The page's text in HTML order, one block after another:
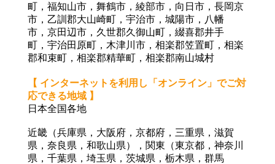
町，福知山市，舞鶴市，綾部市，向日市， 長岡京
市， 乙訓郡大山崎町，宇治市， 城陽市， 八幡
市， 京田辺市， 久世郡久御山町， 綴喜郡井手
町， 宇治田原町，木津川市， 相楽郡笠置町，相楽
郡和束町，相楽郡精華町，相楽郡南山城村
【 インターネットを利用し「オンライン」でご対
応できる地域 】
日本全国各地
近畿（兵庫県，大阪府，京都府，三重県，滋賀
県，奈良県，和歌山県），関東（東京都，神奈川
県，千葉県，埼玉県，茨城県，栃木県，群馬